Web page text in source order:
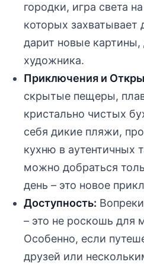
городки, игра света
которых захватывает
дарит новые
художника.
Приключения и
скрытые пещеры,
кристально чистых
себя дикие пляжи,
кухню в аутентичных
можно добраться
день – это новое
Доступность:
– это не роскошь для
Особенно, если
друзей или